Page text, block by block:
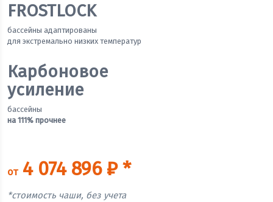
FROSTLOCK
бассейны адаптированы
для экстремально низких температур
Карбоновое
усиление
бассейны
на 111% прочнее
от4 074 896 ₽ *
*стоимость чаши, без учета